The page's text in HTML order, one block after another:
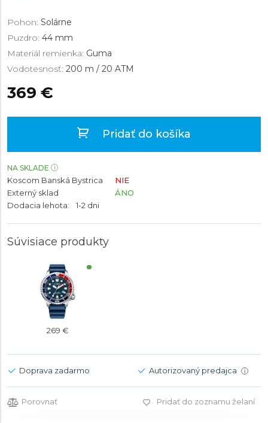
Pohon: Solárne
Puzdro: 44 mm
Materiál remienka: Guma
Vodotesnosť: 200 m / 20 ATM
369 €
Pridať do košíka
NA SKLADE
Koscom Banská Bystrica
NIE
Externý sklad
ÁNO
Dodacia lehota:
1-2 dni
Súvisiace produkty
269 €
Doprava zadarmo Autorizovaný predajca i
Porovnať Pridať do zoznamu želaní